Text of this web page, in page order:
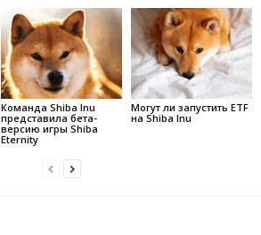
Команда Shiba Inu
представила бета-
версию игры Shiba
Eternity
Могут ли запустить ETF
на Shiba Inu